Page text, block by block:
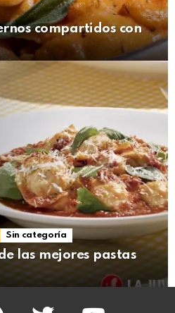
compartidos con
Sin categoría
las mejores pastas
twitter